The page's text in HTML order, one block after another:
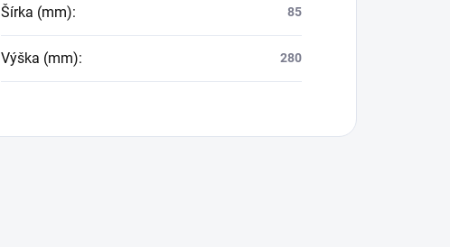
Šírka (mm): 85
Výška (mm): 280